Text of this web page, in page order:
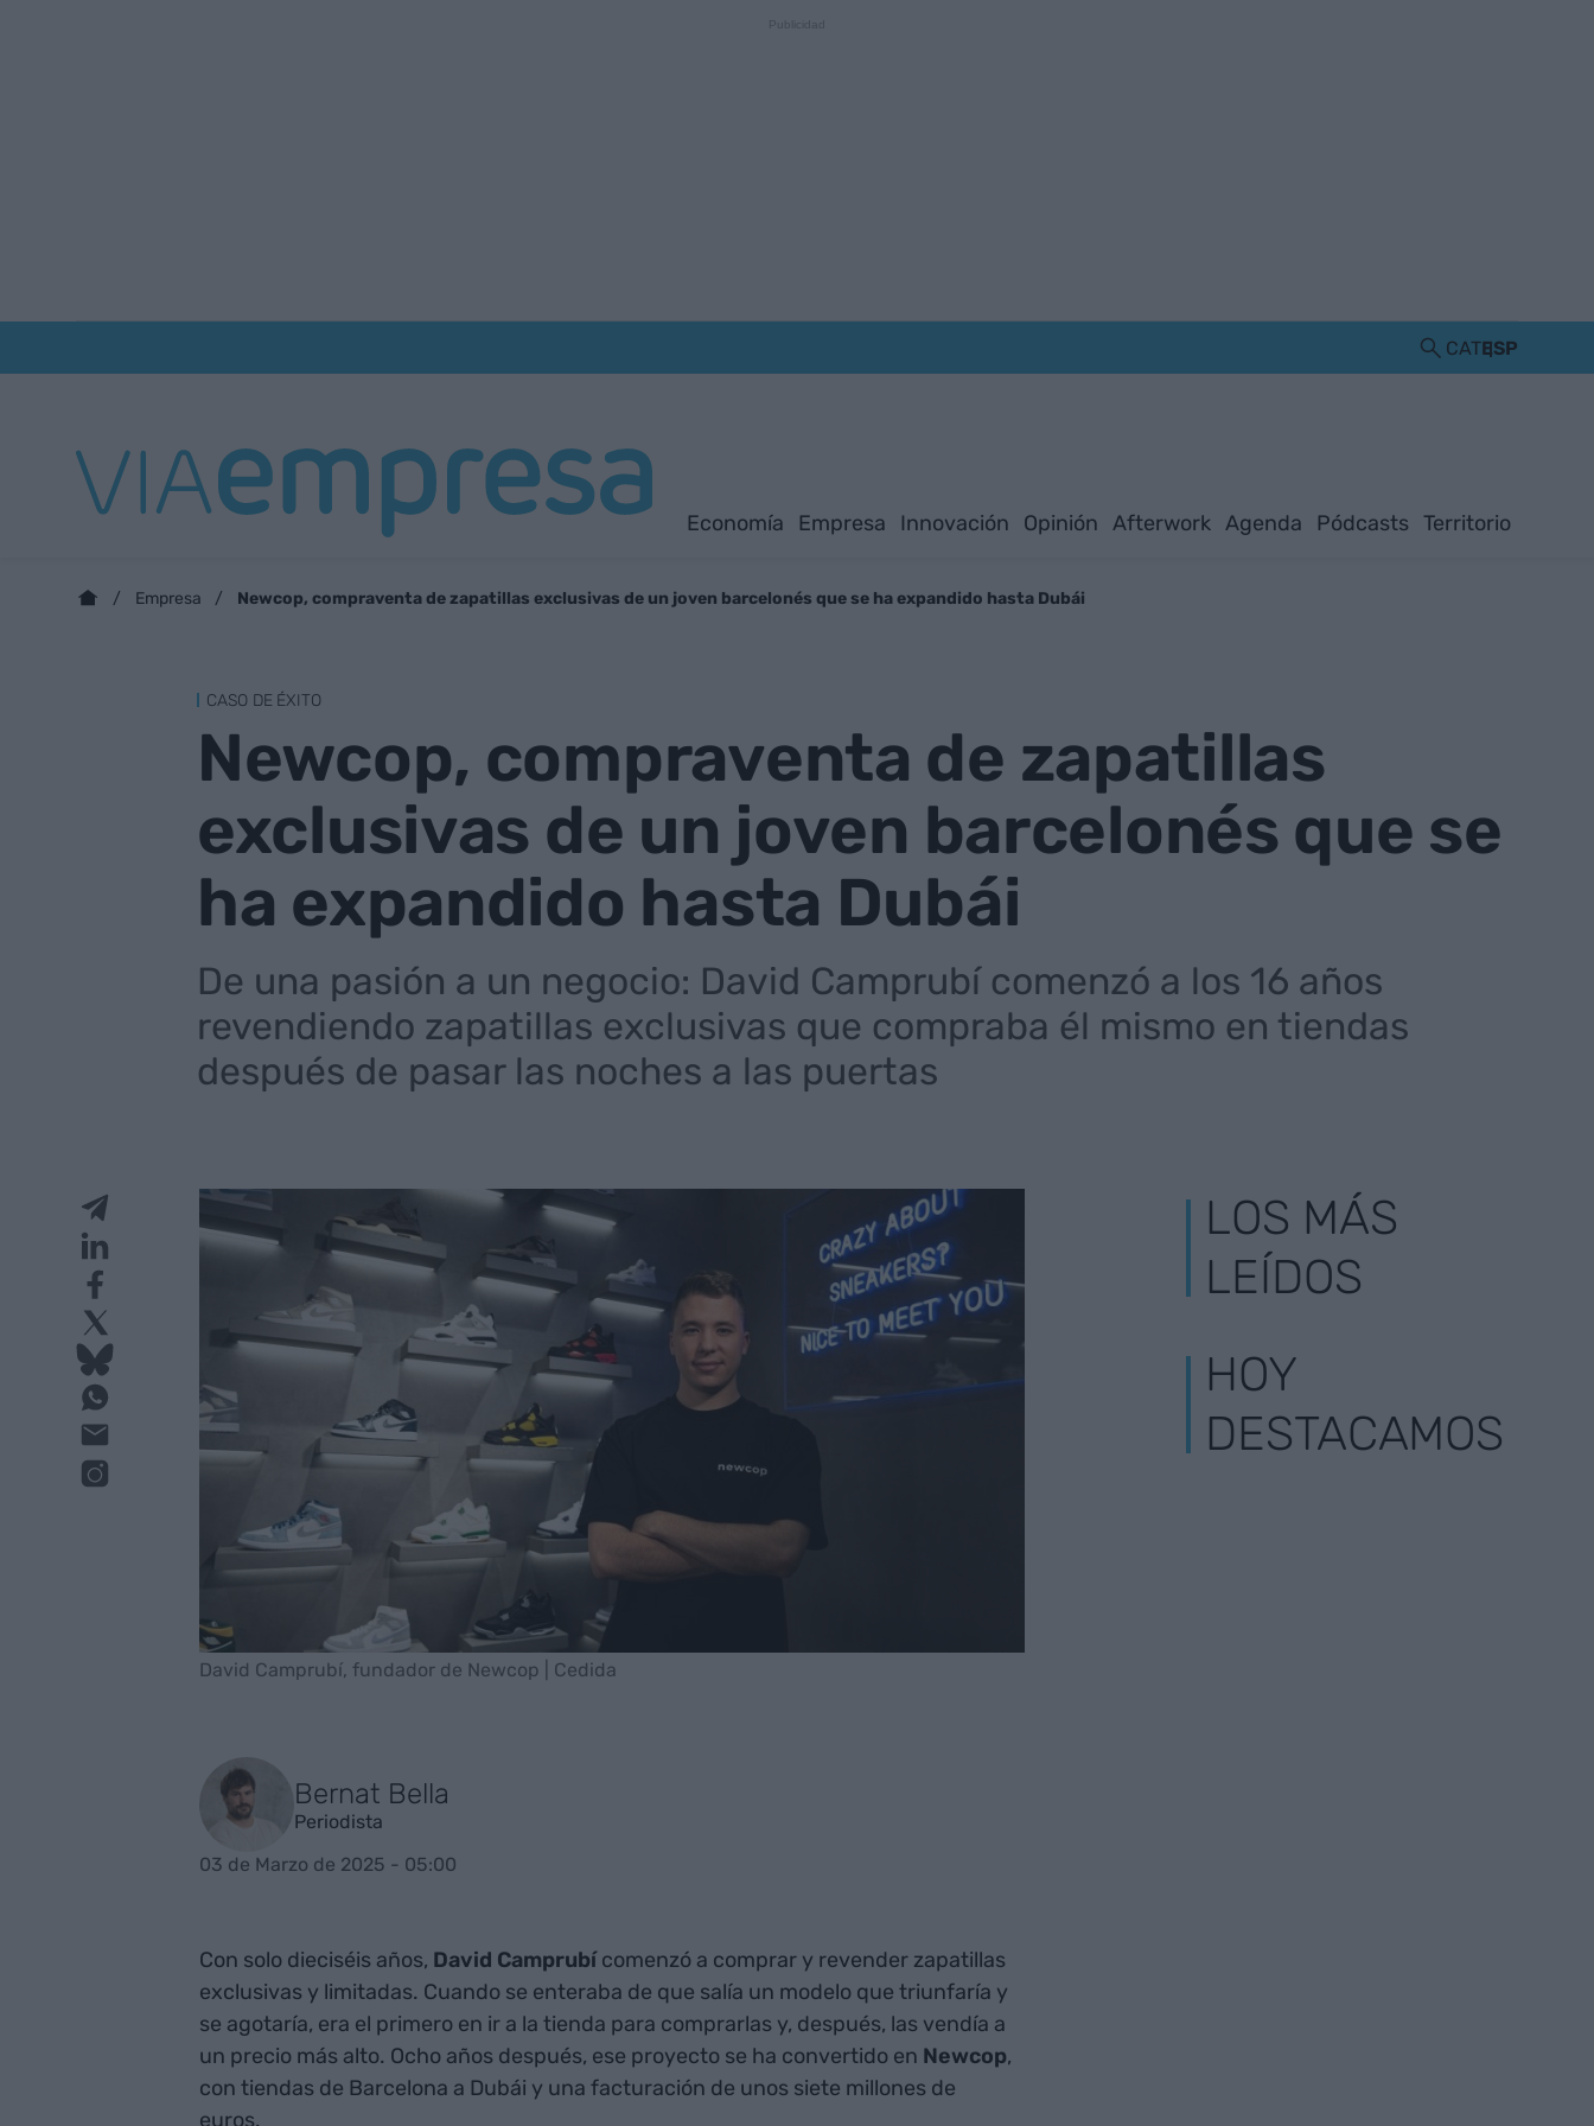
CATESP
Economía Empresa Innovación Opinión Afterwork Agenda Pódcasts Territorio
Empresa Newcop, compraventa de zapatillas exclusivas de un joven barcelonés que se ha expandido hasta Dubái
CASO DE ÉXITO
Newcop, compraventa de zapatillas
exclusivas de un joven barcelonés que se
ha expandido hasta Dubái
De una pasión a un negocio: David Camprubí comenzó a los 16 años
revendiendo zapatillas exclusivas que compraba él mismo en tiendas
después de pasar las noches a las puertas
David Camprubí, fundador de Newcop | Cedida
Bernat Bella
Periodista
03 de Marzo de 2025 - 05:00
Con solo dieciséis años, David Camprubícomenzó a comprar y revender zapatillas
exclusivas y limitadas. Cuando se enteraba de que salía un modelo que triunfaría y
se agotaría, era el primero en ir a la tienda para comprarlas y, después, las vendía a
un precio más alto. Ocho años después, ese proyecto se ha convertido en Newcop,
con tiendas de Barcelona a Dubái y una facturación de unos siete millones de
euros.
LOS MÁS
LEÍDOS
HOY
DESTACAMOS